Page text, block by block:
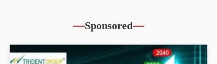
Sponsored